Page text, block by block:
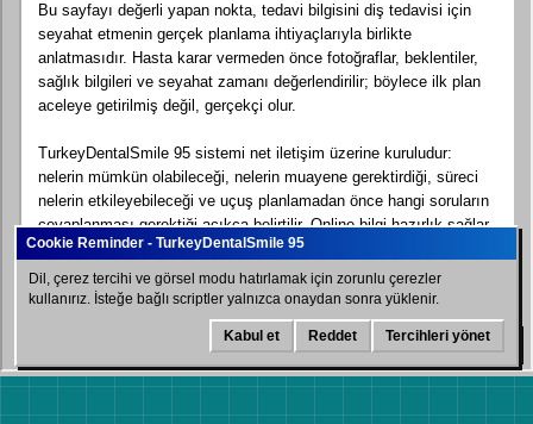
Bu sayfayı değerli yapan nokta, tedavi bilgisini diş tedavisi için
seyahat etmenin gerçek planlama ihtiyaçlarıyla birlikte
anlatmasıdır. Hasta karar vermeden önce fotoğraflar, beklentiler,
sağlık bilgileri ve seyahat zamanı değerlendirilir; böylece ilk plan
aceleye getirilmiş değil, gerçekçi olur.
TurkeyDentalSmile 95 sistemi net iletişim üzerine kuruludur:
nelerin mümkün olabileceği, nelerin muayene gerektirdiği, süreci
nelerin etkileyebileceği ve uçuş planlamadan önce hangi soruların
cevaplanması gerektiği açıkça belirtilir. Online bilgi hazırlık sağlar,
fakat profesyonel diş muayenesinin yerine geçmez.
Uluslararası hastalarda planlama genellikle tedavi uygunluğu,
randevu sırası, iyileşme zamanı, otel ve transfer koordinasyonu,
dil desteği ve bakım sonrası talimatları kapsar. Tedavi ve seyahat
süresi onaylanan klinik plana göre değişebilir.
Bu yasal içerik, diş turizmi hizmeti veren bir web sitesi için pratik
WhatsApp
Dil, çerez tercihi ve görsel modu hatırlamak için zorunlu çerezler
kullanırız. İsteğe bağlı scriptler yalnızca onaydan sonra yüklenir.
Kabul et Reddet Tercihleri yönet